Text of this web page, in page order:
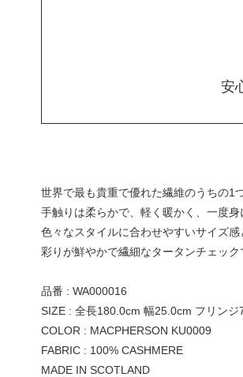
安
世界で最も貴重で優れた繊維のうちの1
手触りは柔らかで、軽く暖かく、一度
色々なスタイルに合わせやすいサイズ
彩りが鮮やかで繊細なタータンチェッ
品番 : WA000016
SIZE : 全長180.0cm 幅25.0cm フリンジ
COLOR : MACPHERSON KU0009
FABRIC : 100% CASHMERE
MADE IN SCOTLAND